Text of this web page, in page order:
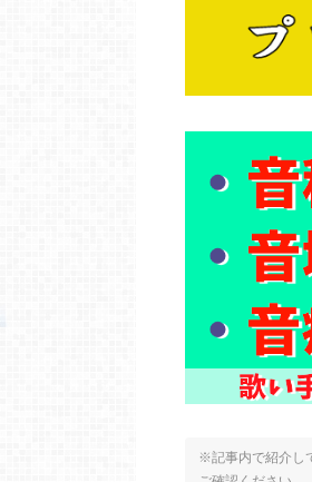
※記事内で紹介し